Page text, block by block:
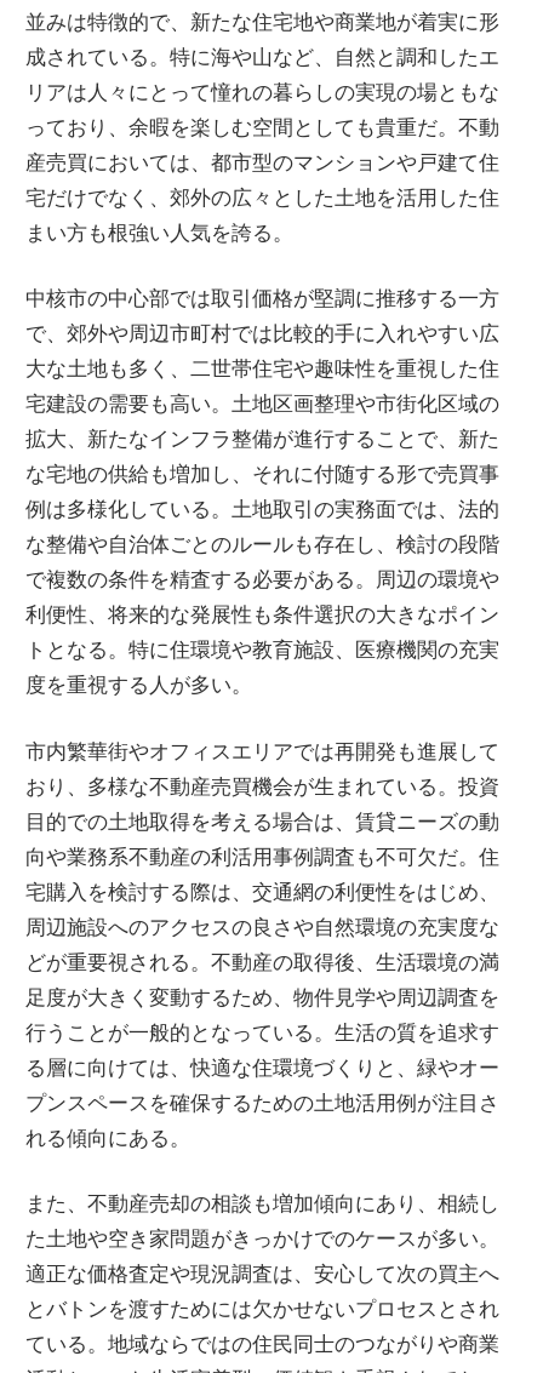
並みは特徴的で、新たな住宅地や商業地が着実に形
成されている。特に海や山など、自然と調和したエ
リアは人々にとって憧れの暮らしの実現の場ともな
っており、余暇を楽しむ空間としても貴重だ。不動
産売買においては、都市型のマンションや戸建て住
宅だけでなく、郊外の広々とした土地を活用した住
まい方も根強い人気を誇る。
中核市の中心部では取引価格が堅調に推移する一方
で、郊外や周辺市町村では比較的手に入れやすい広
大な土地も多く、二世帯住宅や趣味性を重視した住
宅建設の需要も高い。土地区画整理や市街化区域の
拡大、新たなインフラ整備が進行することで、新た
な宅地の供給も増加し、それに付随する形で売買事
例は多様化している。土地取引の実務面では、法的
な整備や自治体ごとのルールも存在し、検討の段階
で複数の条件を精査する必要がある。周辺の環境や
利便性、将来的な発展性も条件選択の大きなポイン
トとなる。特に住環境や教育施設、医療機関の充実
度を重視する人が多い。
市内繁華街やオフィスエリアでは再開発も進展して
おり、多様な不動産売買機会が生まれている。投資
目的での土地取得を考える場合は、賃貸ニーズの動
向や業務系不動産の利活用事例調査も不可欠だ。住
宅購入を検討する際は、交通網の利便性をはじめ、
周辺施設へのアクセスの良さや自然環境の充実度な
どが重要視される。不動産の取得後、生活環境の満
足度が大きく変動するため、物件見学や周辺調査を
行うことが一般的となっている。生活の質を追求す
る層に向けては、快適な住環境づくりと、緑やオー
プンスペースを確保するための土地活用例が注目さ
れる傾向にある。
また、不動産売却の相談も増加傾向にあり、相続し
た土地や空き家問題がきっかけでのケースが多い。
適正な価格査定や現況調査は、安心して次の買主へ
とバトンを渡すためには欠かせないプロセスとされ
ている。地域ならではの住民同士のつながりや商業